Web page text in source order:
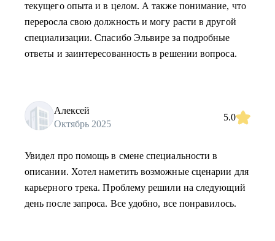
текущего опыта и в целом. А также понимание, что
переросла свою должность и могу расти в другой
специализации. Спасибо Эльвире за подробные
ответы и заинтересованность в решении вопроса.
Алексей
Октябрь 2025
5.0
Увидел про помощь в смене специальности в
описании. Хотел наметить возможные сценарии для
карьерного трека. Проблему решили на следующий
день после запроса. Все удобно, все понравилось.